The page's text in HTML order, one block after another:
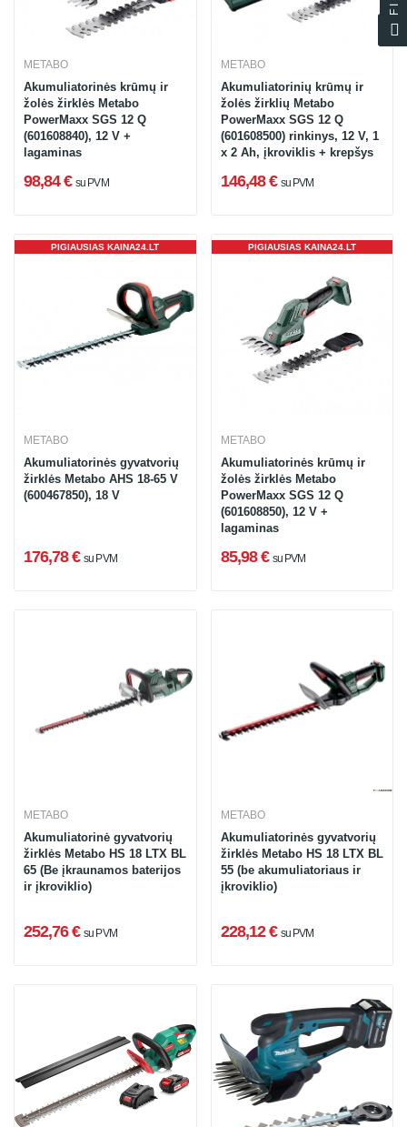
METABO
Akumuliatorinės krūmų ir
žolės žirklės Metabo
PowerMaxx SGS 12 Q
(601608840), 12 V +
lagaminas
98,84 € su PVM
METABO
Akumuliatorinių krūmų ir
žolės žirklių Metabo
PowerMaxx SGS 12 Q
(601608500) rinkinys, 12 V, 1
x 2 Ah, įkroviklis + krepšys
146,48 € su PVM
PIGIAUSIAS KAINA24.LT
METABO
Akumuliatorinės gyvatvorių
žirklės Metabo AHS 18-65 V
(600467850), 18 V
176,78 € su PVM
PIGIAUSIAS KAINA24.LT
METABO
Akumuliatorinės krūmų ir
žolės žirklės Metabo
PowerMaxx SGS 12 Q
(601608850), 12 V +
lagaminas
85,98 € su PVM
METABO
Akumuliatorinė gyvatvorių
žirklės Metabo HS 18 LTX BL
65 (Be įkraunamos baterijos
ir įkroviklio)
252,76 € su PVM
METABO
Akumuliatorinės gyvatvorių
žirklės Metabo HS 18 LTX BL
55 (be akumuliatoriaus ir
įkroviklio)
228,12 € su PVM